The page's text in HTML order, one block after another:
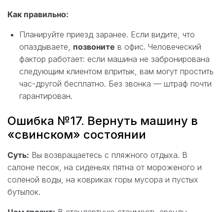
Как правильно:
Планируйте приезд заранее. Если видите, что
опаздываете, позвоните в офис. Человеческий
фактор работает: если машина не забронирована
следующим клиентом впритык, вам могут простить
час-другой бесплатно. Без звонка — штраф почти
гарантирован.
Ошибка №17. Вернуть машину в
«свинском» состоянии
Суть: Вы возвращаетесь с пляжного отдыха. В
салоне песок, на сиденьях пятна от мороженого и
соленой воды, на ковриках горы мусора и пустых
бутылок.